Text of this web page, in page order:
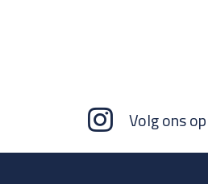
Volg ons op